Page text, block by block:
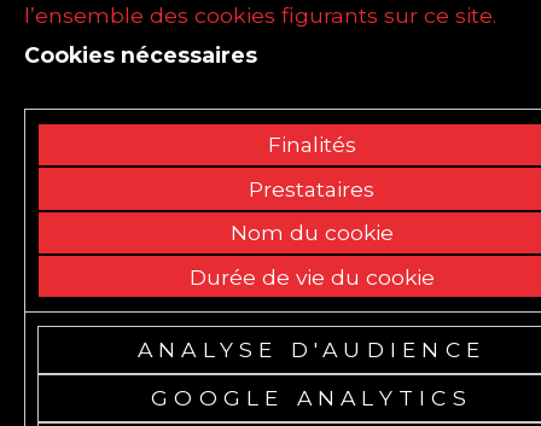
l’ensemble des cookies figurants sur ce site.
Cookies nécessaires
Finalités
Prestataires
Nom du cookie
Durée de vie du cookie
ANALYSE D'AUDIENCE
GOOGLE ANALYTICS